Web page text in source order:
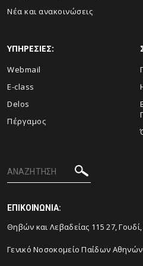
Νέα και ανακοινώσεις
ΥΠΗΡΕΣΙΕΣ:
Webmail
E-class
Delos
Πέργαμος
ΕΠΙΚΟΙΝΩΝΙΑ:
Θηβών και Λεβαδείας 115 27,
Γενικό Νοσοκομείο Παίδων Αθηνών